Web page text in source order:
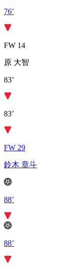
76’
FW 14
原 大智
83’
83’
FW 29
鈴木 章斗
88’
88’